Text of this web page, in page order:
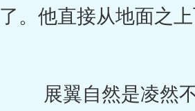
了。他直接从地面之
展翼自然是凌然不